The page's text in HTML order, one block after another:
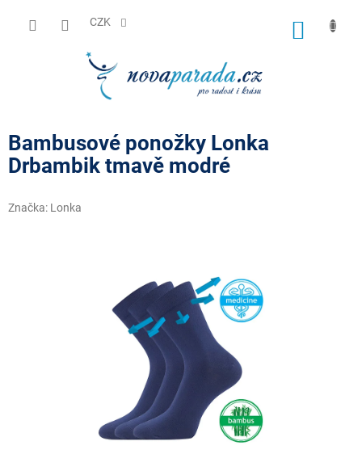
CZK
Bambusové ponožky Lonka
Drbambik tmavě modré
Značka: Lonka